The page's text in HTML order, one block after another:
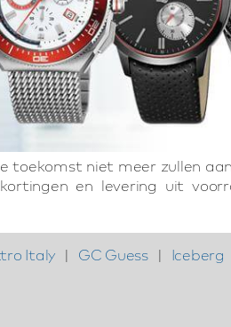
niet meer zullen
en levering uit
Italy | GC Guess | Iceberg